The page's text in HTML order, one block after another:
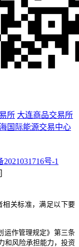
所 大连商品交易所
海国际能源交易中心
2021031716号-1
相关标准，满足以下要
运作管理规定》第三条
和风险承担能力，投资